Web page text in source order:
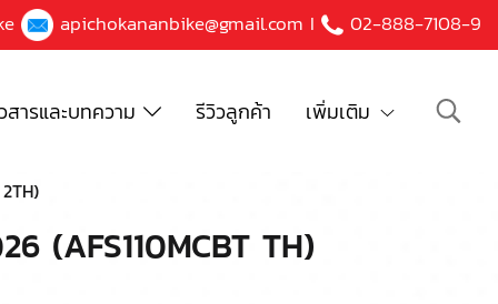
apichokananbike@gmail.com I 02-888-7108-9
สารและบทความ รีวิวลูกค้า เพิ่มเติม
(AFS110MCBT TH)